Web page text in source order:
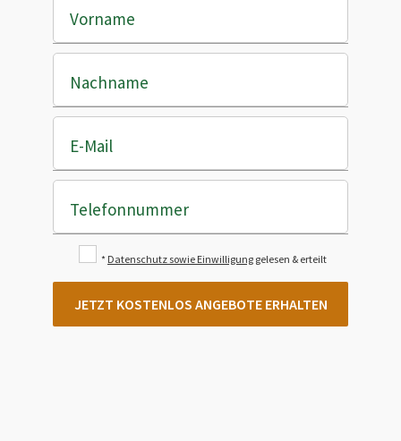
Vorname
Nachname
E-Mail
Telefonnummer
* Datenschutz sowie Einwilligung gelesen & erteilt
JETZT KOSTENLOS ANGEBOTE ERHALTEN